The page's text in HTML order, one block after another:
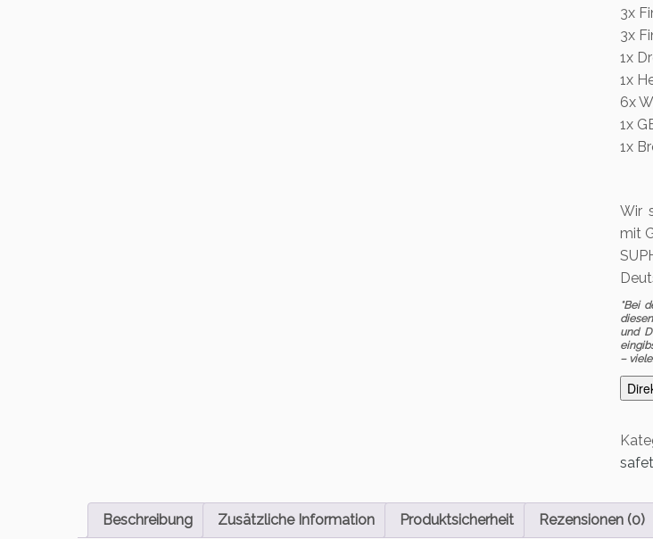
3x
3x
1x
1x
6x
1x
1x
Wir
mit
*Bei
und
–
Beschreibung Zusätzliche Information Produktsicherheit Rezensionen (0)